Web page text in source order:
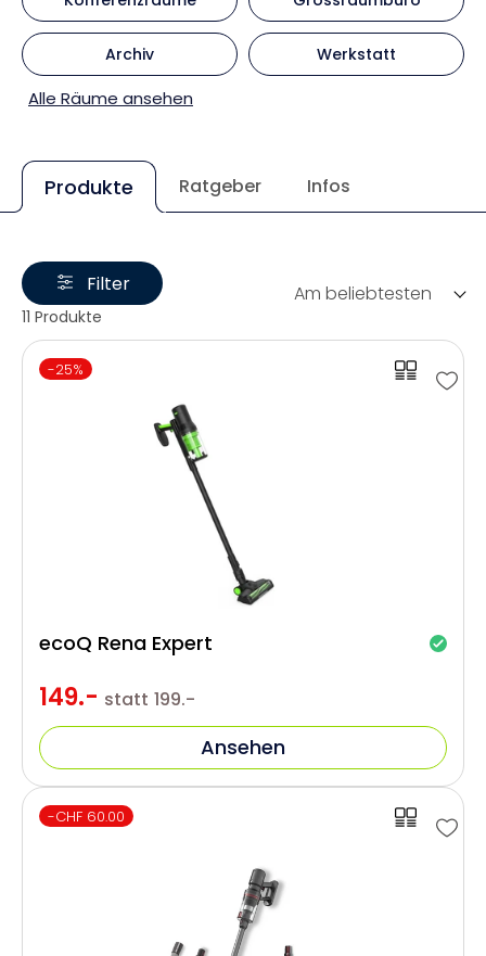
Archiv Werkstatt
Alle Räume ansehen
Produkte Ratgeber Infos
Filter
11 Produkte
Am beliebtesten
-25%
149.- statt 199.-
ecoQ Rena Expert
Ansehen
-CHF 60.00